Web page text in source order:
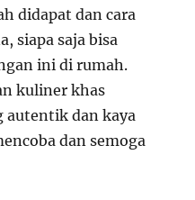
didapat dan cara
siapa saja bisa
ini di rumah.
kuliner khas
autentik dan kaya
dan semoga